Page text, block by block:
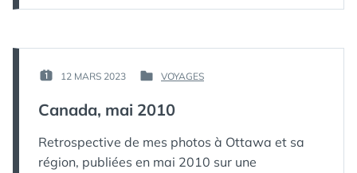
2010
PUBLIÉ
12 MARS 2023
PAR :
МЁРТВЫЙ
PUBLIÉ
VOYAGES
Canada, mai 2010
Retrospective de mes photos à Ottawa et sa
région, publiées en mai 2010 sur une